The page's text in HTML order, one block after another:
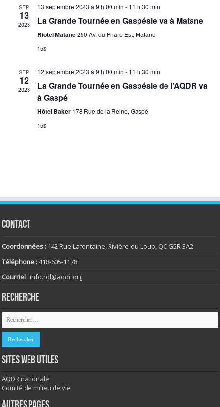
SEP
13
2023
13 septembre 2023 à 9 h 00 min - 11 h 30 min
La Grande Tournée en Gaspésie va à Matane
Riotel Matane250 Av. du Phare Est, Matane
15$
SEP
12
2023
12 septembre 2023 à 9 h 00 min - 11 h 30 min
La Grande Tournée en Gaspésie de l’AQDR va
à Gaspé
Hôtel Baker 178 Rue de la Reine, Gaspé
15$
CONTACT
Coordonnées : 142 Rue Lafontaine, Rivière-du-Loup, QC G5R 3A2
Téléphone :418-605-1178
Courriel : info.rdl@aqdr.org
RECHERCHE
SITES WEB UTILES
AQDR nationale
Comité de milieu de vie